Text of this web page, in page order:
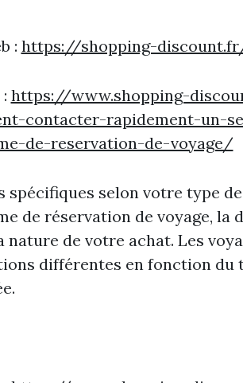
: https://shopping-
https://www.shopping-
contacter-rapidement-un-
de-reservation-de-voyage/
spécifiques selon votre type
de réservation de voyage, la
nature de votre achat. Les
différentes en fonction du